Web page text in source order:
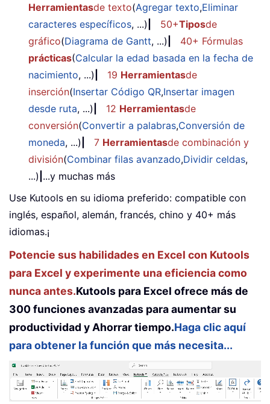
Herramientasde texto(Agregar texto,Eliminar
caracteres específicos, ...) 50+Tiposde
gráfico(Diagrama de Gantt, ...)
40+ Fórmulas
prácticas(Calcular la edad basada en la fecha de
nacimiento, ...) 19 Herramientasde
inserción(Insertar Código QR,Insertar imagen
desde ruta, ...) 12 Herramientasde
conversión(Convertir a palabras,Conversión de
moneda, ...) 7 Herramientasde combinación y
división(Combinar filas avanzado,Dividir celdas,
...) ...y muchas más
Use Kutools en su idioma preferido: compatible con
inglés, español, alemán, francés, chino y 40+ más
idiomas.¡
Potencie sus habilidades en Excel con Kutools
para Excel y experimente una eficiencia como
nunca antes.Kutools para Excel ofrece más de
300 funciones avanzadas para aumentar su
productividad y Ahorrar tiempo.Haga clic aquí
para obtener la función que más necesita...